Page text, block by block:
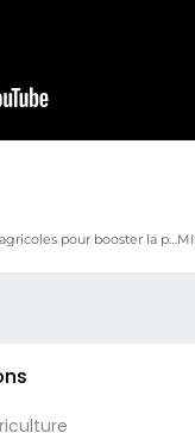
FSRP : 60 motoculteurs remis aux coopératives agricoles pour booster la productivité